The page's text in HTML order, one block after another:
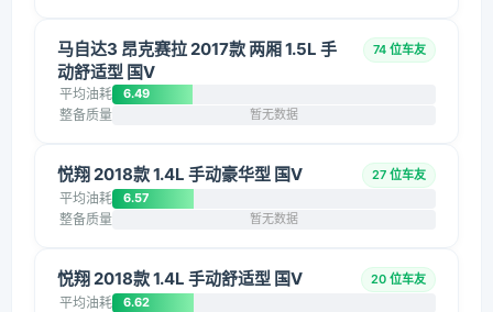
马自达3 昂克赛拉 2017款 两厢 1.5L 手
动舒适型 国V
74 位车友
平均油耗 6.49
整备质量 暂无数据
悦翔 2018款 1.4L 手动豪华型 国V 27 位车友
平均油耗 6.57
整备质量 暂无数据
悦翔 2018款 1.4L 手动舒适型 国V 20 位车友
平均油耗 6.62